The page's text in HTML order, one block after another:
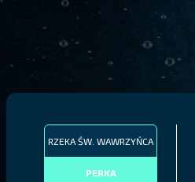
RZEKA ŚW. WAWRZYŃCA
PERKA
FILTRY